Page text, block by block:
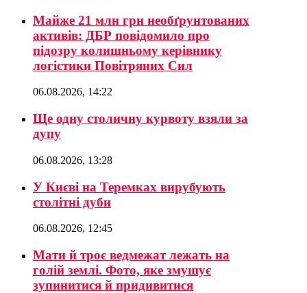
Майже 21 млн грн необґрунтованих
активів: ДБР повідомило про
підозру колишньому керівнику
логістики Повітряних Сил
06.08.2026, 14:22
Ще одну столичну курвоту взяли за
дупу
06.08.2026, 13:28
У Києві на Теремках вирубують
столітні дуби
06.08.2026, 12:45
Мати й троє ведмежат лежать на
голій землі. Фото, яке змушує
зупинитися й придивитися